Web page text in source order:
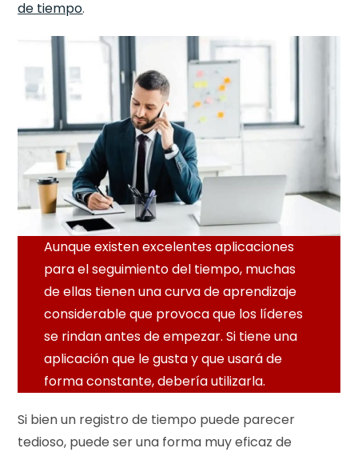
de tiempo.
Aunque existen excelentes aplicaciones
para el seguimiento del tiempo, muchas
de ellas tienen una curva de aprendizaje
considerable que provoca que los líderes
se rindan antes de empezar. Si tiene una
aplicación que le gusta y que usará de
forma constante, debería utilizarla.
Si bien un registro de tiempo puede parecer
tedioso, puede ser una forma muy eficaz de